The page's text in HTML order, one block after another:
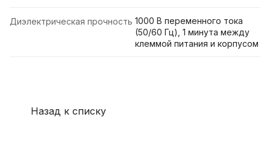
Диэлектрическая прочность 1000 В переменного тока
(50/60 Гц), 1 минута между
клеммой питания и корпусом
Назад к списку